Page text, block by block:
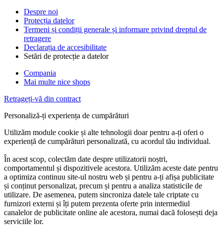
Despre noi
Protecția datelor
Termeni și condiții generale și informare privind dreptul de
retragere
Declarația de accesibilitate
Setări de protecție a datelor
Compania
Mai multe nice shops
Retrageți-vă din contract
Personaliză-ți experiența de cumpărături
Utilizăm module cookie și alte tehnologii doar pentru a-ți oferi o
experiență de cumpărături personalizată, cu acordul tău individual.
În acest scop, colectăm date despre utilizatorii noștri,
comportamentul și dispozitivele acestora. Utilizăm aceste date pentru
a optimiza continuu site-ul nostru web și pentru a-ți afișa publicitate
și conținut personalizat, precum și pentru a analiza statisticile de
utilizare. De asemenea, putem sincroniza datele tale criptate cu
furnizori externi și îți putem prezenta oferte prin intermediul
canalelor de publicitate online ale acestora, numai dacă folosești deja
serviciile lor.